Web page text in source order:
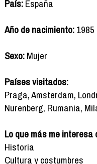
País:España
Año de nacimiento:1985
Sexo:Mujer
Países visitados:
Praga, Amsterdam,
Nurenberg, Rumania,
Lo que más me interesa
Historia
Cultura y costumbres